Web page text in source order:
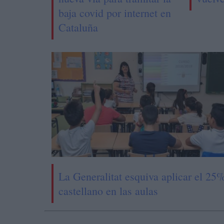
baja covid por internet en
Cataluña
La Generalitat esquiva aplicar el
castellano en las aulas